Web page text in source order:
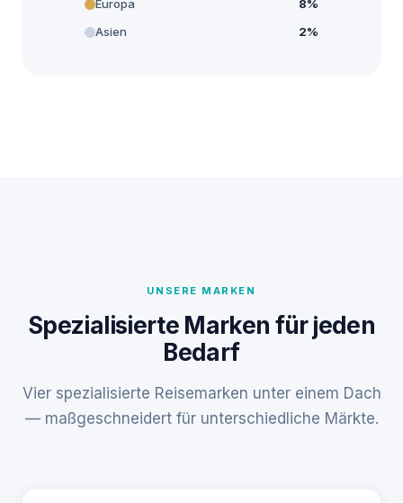
Europa
8%
Asien
2%
UNSERE MARKEN
Spezialisierte Marken für jeden
Bedarf
Vier spezialisierte Reisemarken unter einem Dach
— maßgeschneidert für unterschiedliche Märkte.